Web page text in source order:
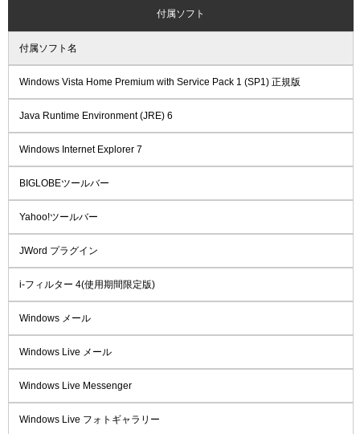
付属ソフト
付属ソフト名
Windows Vista Home Premium with Service Pack 1 (SP1) 正規版
Java Runtime Environment (JRE) 6
Windows Internet Explorer 7
BIGLOBEツールバー
Yahoo!ツールバー
JWord プラグイン
i-フィルター 4(使用期間限定版)
Windows メール
Windows Live メール
Windows Live Messenger
Windows Live フォトギャラリー